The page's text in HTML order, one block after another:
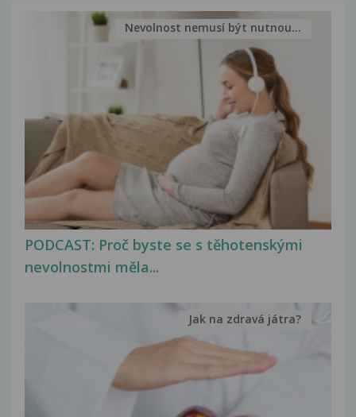
PODCAST: Proč byste se s těhotenskými
nevolnostmi měla...
Nevolnost nemusí být nutnou...
Jak na zdravá játra?